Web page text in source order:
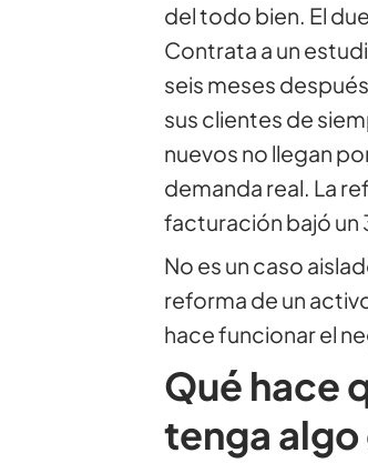
del todo bien. El
Contrata a un
seis meses
sus clientes de
nuevos no llegan
demanda real. La
facturación bajó un
No es un caso
reforma de un
hace funcionar el
Qué hace
tenga algo